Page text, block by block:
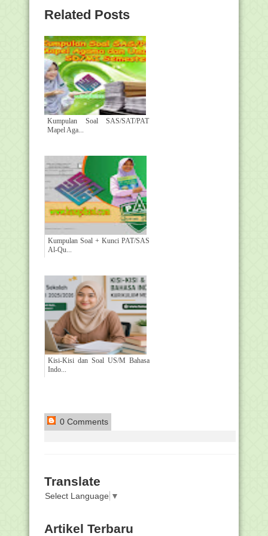
Related Posts
Kumpulan Soal SAS/SAT/PAT
Mapel Aga...
Kumpulan Soal + Kunci PAT/SAS
Al-Qu...
Kisi-Kisi dan Soal US/M Bahasa
Indo...
0 Comments
Translate
Select Language ▼
Artikel Terbaru